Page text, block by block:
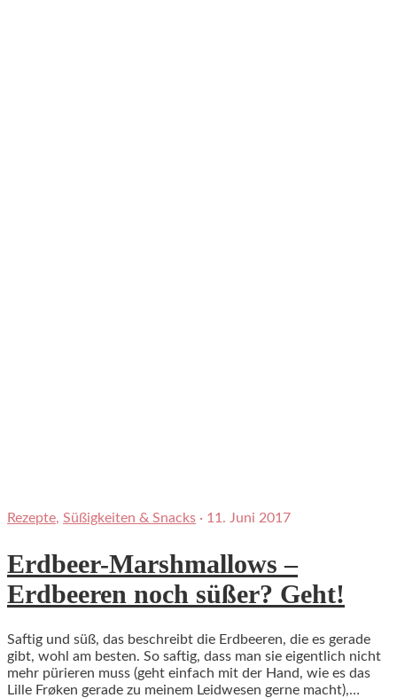
Rezepte, Süßigkeiten & Snacks · 11. Juni 2017
Erdbeer-Marshmallows –
Erdbeeren noch süßer? Geht!
Saftig und süß, das beschreibt die Erdbeeren, die es gerade
gibt, wohl am besten. So saftig, dass man sie eigentlich nicht
mehr pürieren muss (geht einfach mit der Hand, wie es das
Lille Frøken gerade zu meinem Leidwesen gerne macht),…